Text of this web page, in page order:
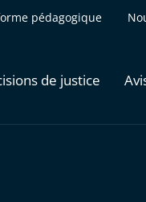
pédagogique
de justice